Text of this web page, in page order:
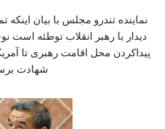
نماینده تندرو مجلس با بیان
دیدار با رهبر انقلاب توطئه
پیداکردن محل اقامت رهبری تا
شهادت